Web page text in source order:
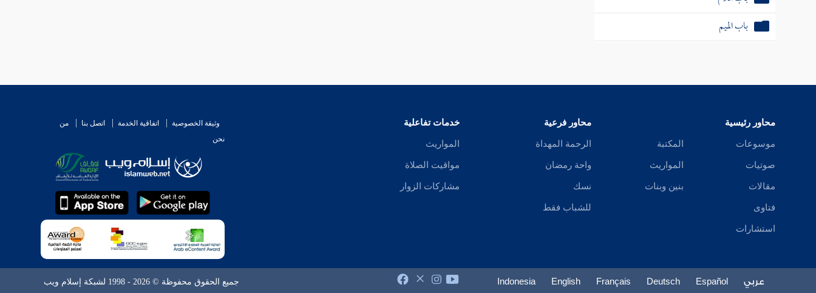
باب الهاء
مسند النساء
الأحاديث الطوال
محاور رئيسية
موسوعات
صوتيات
مقالات
فتاوى
استشارات
المكتبة
المواريث
بنين وبنات
محاور فرعية
الرحمة المهداة
واحة رمضان
نسك
للشباب فقط
خدمات تفاعلية
المواريث
مواقيت الصلاة
مشاركات الزوار
وثيقة الخصوصية اتفاقية الخدمة اتصل بنا
من
نحن
عربي Español
Deutsch
Français
English
Indonesia جميع الحقوق محفوظة © 2026 - 1998 لشبكة إسلام ويب